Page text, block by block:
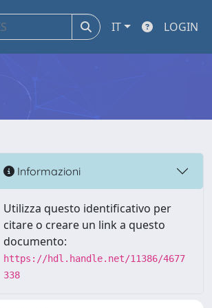
IT LOGIN
Informazioni
Utilizza questo identificativo per
citare o creare un link a questo
documento:
https://hdl.handle.net/11386/4677
338